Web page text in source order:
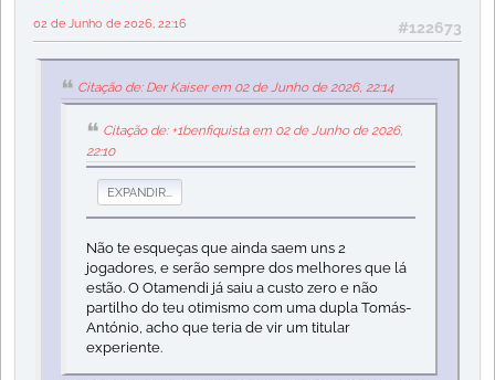
#122673
02 de Junho de 2026, 22:16
Citação de: Der Kaiser em 02 de Junho de 2026, 22:14
Citação de: +1benfiquista em 02 de Junho de 2026,
22:10
EXPANDIR...
Não te esqueças que ainda saem uns 2
jogadores, e serão sempre dos melhores que lá
estão. O Otamendi já saiu a custo zero e não
partilho do teu otimismo com uma dupla Tomás-
António, acho que teria de vir um titular
experiente.